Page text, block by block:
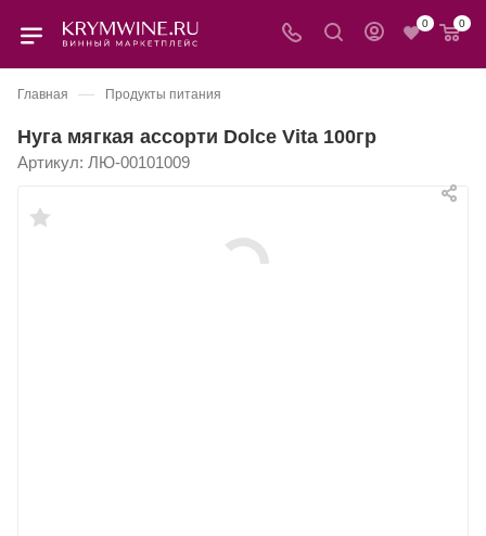
0 0
Главная — Продукты питания
Нуга мягкая ассорти Dolce Vita 100гр
Артикул: ЛЮ-00101009